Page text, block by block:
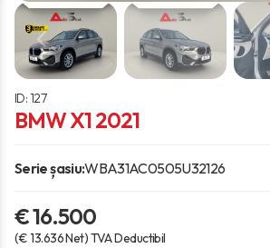
ID: 127
BMW X1 2021
Serie șasiu:WBA31AC0505U32126
€ 16.500
(€ 13.636 Net) TVA Deductibil